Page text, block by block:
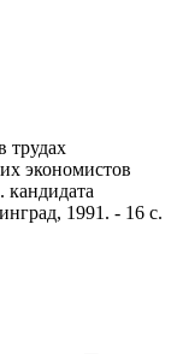
трудах
экономистов
кандидата
1991. - 16 с.